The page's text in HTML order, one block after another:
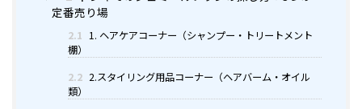
定番売り場
2.1 1. ヘアケアコーナー（シャンプー・トリートメント
棚）
2.2 2.スタイリング用品コーナー（ヘアバーム・オイル
類）